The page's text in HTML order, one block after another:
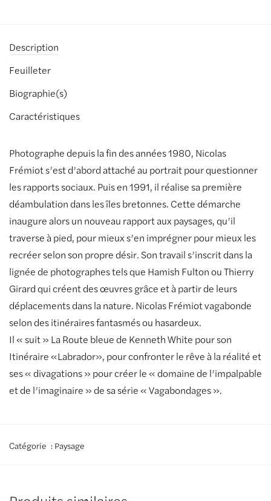
Description
Feuilleter
Biographie(s)
Caractéristiques
Photographe depuis la fin des années 1980, Nicolas
Frémiot s’est d’abord attaché au portrait pour questionner
les rapports sociaux. Puis en 1991, il réalise sa première
déambulation dans les îles bretonnes. Cette démarche
inaugure alors un nouveau rapport aux paysages, qu’il
traverse à pied, pour mieux s’en imprégner pour mieux les
recréer selon son propre désir. Son travail s’inscrit dans la
lignée de photographes tels que Hamish Fulton ou Thierry
Girard qui créent des œuvres grâce et à partir de leurs
déplacements dans la nature. Nicolas Frémiot vagabonde
selon des itinéraires fantasmés ou hasardeux.
Il « suit » La Route bleue de Kenneth White pour son
Itinéraire «Labrador», pour confronter le rêve à la réalité et
ses « divagations » pour créer le « domaine de l’impalpable
et de l’imaginaire » de sa série « Vagabondages ».
Catégorie : Paysage